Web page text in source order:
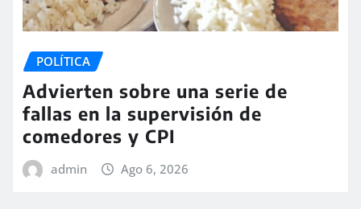
POLÍTICA
Advierten sobre una serie de
fallas en la supervisión de
comedores y CPI
admin Ago 6, 2026